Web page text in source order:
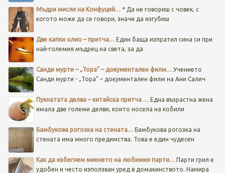
Мъдри мисли на Конфуций… * Да не говориш с човек, с
когото може да се говори, значи да изгубиш
Две капки олио – притча…Един баща изпратил сина си при
най-големия мъдрец на света, за да
Санди мурти – „Тора” – документален филм…Учението
Санди мурти - „Тора” – документален филм на Ани Салич
Пукнатата делва – китайска притча … Една възрастна жена
имала две големи делви, които носела на кобили
Бамбукова рогозка на стената… Бамбукова рогозка на
стената има много предимства. Това е един чудесен
Как да избегнем миенето на любимия парти…Парти грил е
удобен и често използван уред в домакинството. Намира